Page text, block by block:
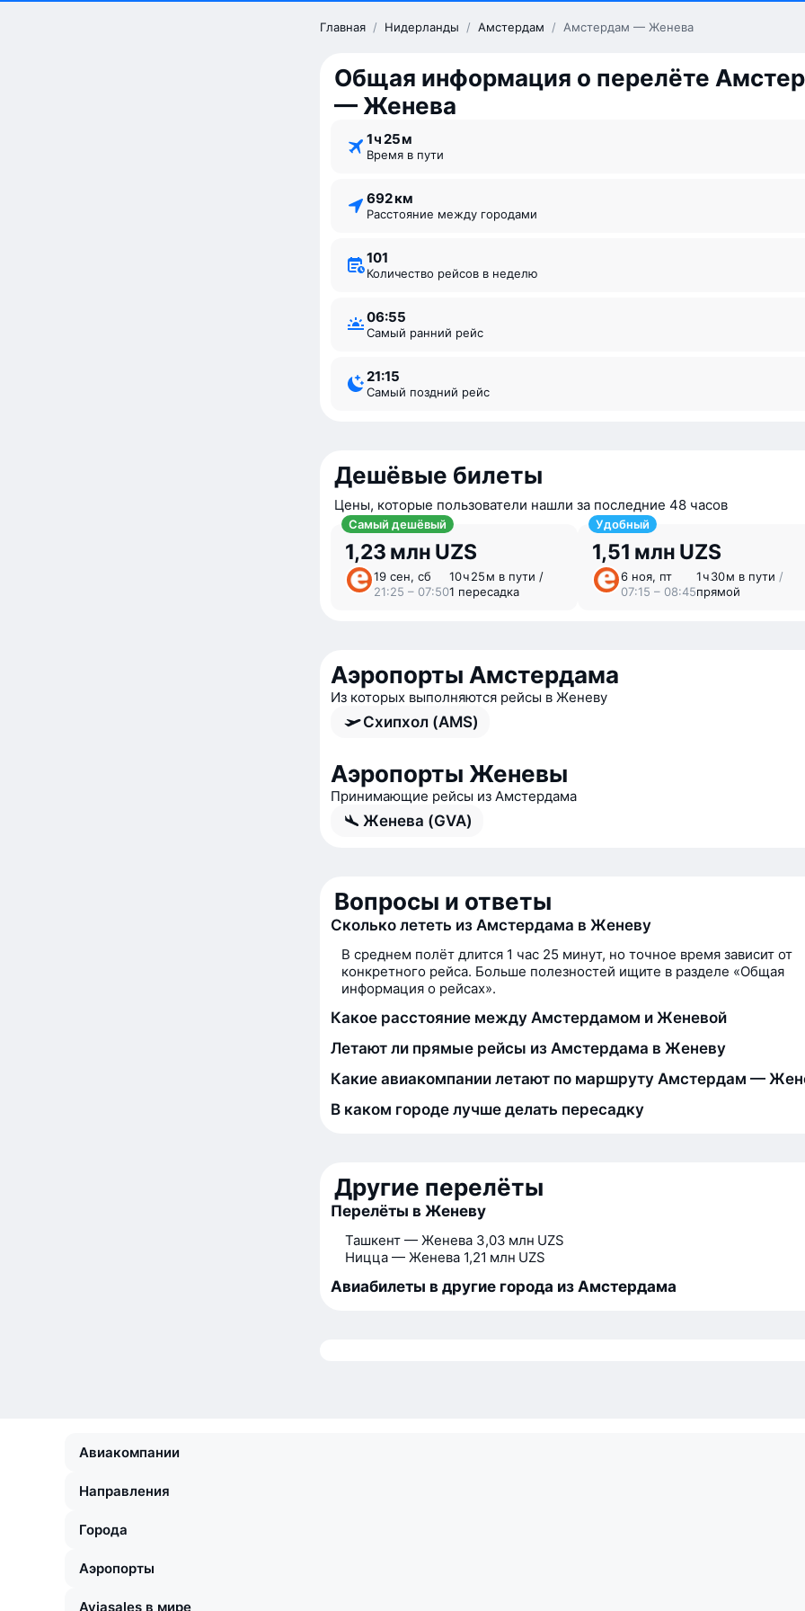
Главная / Нидерланды / Амстердам / Амстердам — Женева
Общая информация о перелёте
— Женева
1 ⁠ч 25 ⁠м
Время в пути
692 км
Расстояние между городами
101
Количество рейсов в неделю
06:55
Самый ранний рейс
21:15
Самый поздний рейс
Дешёвые билеты
Цены, которые пользователи нашли за последние 48 часов
Самый дешёвый
1,23 млн UZS
19 сен, сб
21:25 – 07:50
10 ⁠ч 25 ⁠м в пути /
1 пересадка
Удобный
1,51 млн UZS
6 ноя, пт
07:15 – 08:45
1 ⁠ч 30 ⁠м в пути /
прямой
Аэропорты Амстердама
Из которых выполняются рейсы в Женеву
Схипхол (AMS)
Аэропорты Женевы
Принимающие рейсы из Амстердама
Женева (GVA)
Вопросы и ответы
Сколько лететь из Амстердама в Женеву
В среднем полёт длится 1 час 25 минут, но точное время зависит от
конкретного рейса. Больше полезностей ищите в разделе «Общая
информация о рейсах».
Какое расстояние между Амстердамом и Женевой
Летают ли прямые рейсы из Амстердама в Женеву
Какие авиакомпании летают по маршруту Амстердам —
В каком городе лучше делать пересадку
Другие перелёты
Перелёты в Женеву
Ташкент — Женева 3,03 млн UZS
Ницца — Женева 1,21 млн UZS
Авиабилеты в другие города из Амстердама
Авиакомпании
Направления
Города
Аэропорты
Aviasales в мире